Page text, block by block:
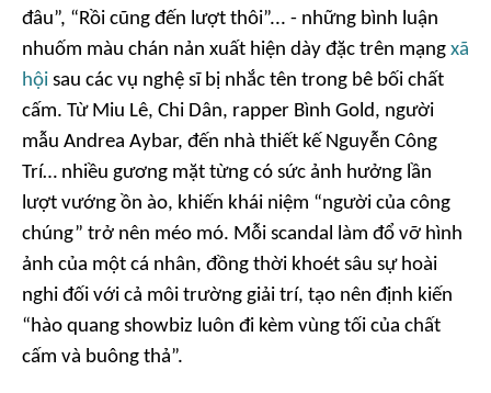
đâu”, “Rồi cũng đến lượt thôi”... - những bình luận
nhuốm màu chán nản xuất hiện dày đặc trên mạng xã
hội sau các vụ nghệ sĩ bị nhắc tên trong bê bối chất
cấm. Từ Miu Lê, Chi Dân, rapper Bình Gold, người
mẫu Andrea Aybar, đến nhà thiết kế Nguyễn Công
Trí… nhiều gương mặt từng có sức ảnh hưởng lần
lượt vướng ồn ào, khiến khái niệm “người của công
chúng” trở nên méo mó. Mỗi scandal làm đổ vỡ hình
ảnh của một cá nhân, đồng thời khoét sâu sự hoài
nghi đối với cả môi trường giải trí, tạo nên định kiến
“hào quang showbiz luôn đi kèm vùng tối của chất
cấm và buông thả”.